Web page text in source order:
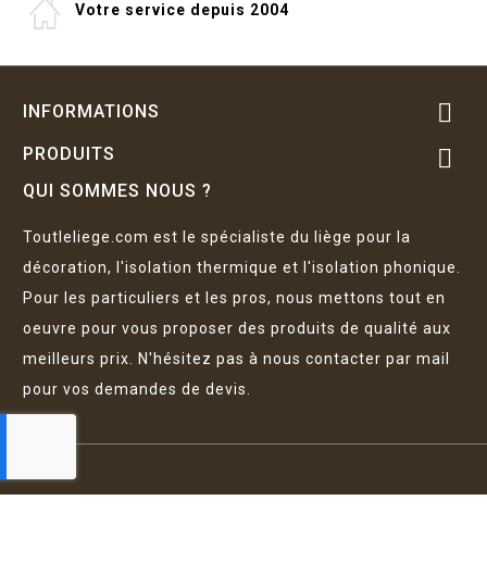
Votre service depuis 2004
INFORMATIONS 
PRODUITS 
QUI SOMMES NOUS ?
Toutleliege.com est le spécialiste du liège pour la
décoration, l'isolation thermique et l'isolation phonique.
Pour les particuliers et les pros, nous mettons tout en
oeuvre pour vous proposer des produits de qualité aux
meilleurs prix. N'hésitez pas à nous contacter par mail
pour vos demandes de devis.